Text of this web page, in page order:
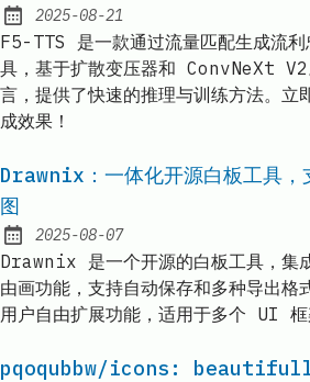
Published:
2025-08-21
F5-TTS 是一款通过流量匹配生成流利
具，基于扩散变压器和 ConvNeXt V2
言，提供了快速的推理与训练方法。立
成效果！
Drawnix：一体化开源白板工具，
图
Published:
2025-08-07
Drawnix 是一个开源的白板工具，集
由画功能，支持自动保存和多种导出格
用户自由扩展功能，适用于多个 UI 框
pqoqubbw/icons: